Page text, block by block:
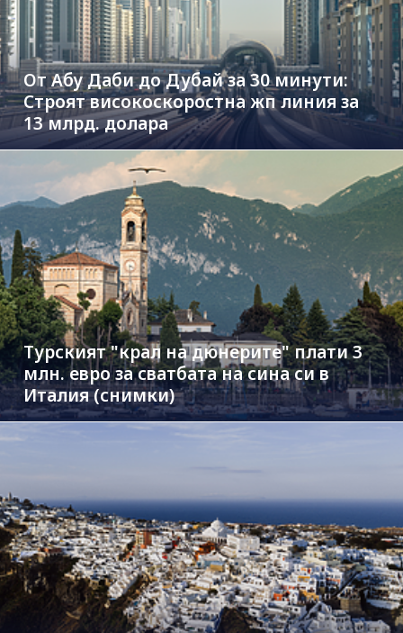
От Абу Даби до Дубай за 30 минути:
Строят високоскоростна жп линия за
13 млрд. долара
Турският "крал на дюнерите" плати 3
млн. евро за сватбата на сина си в
Италия (снимки)